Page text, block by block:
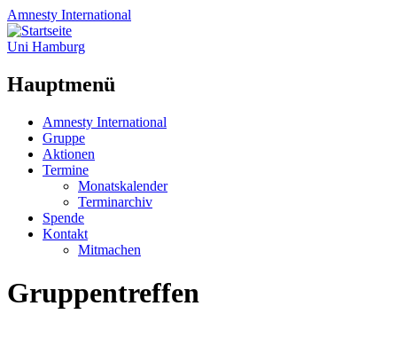
Amnesty International
Uni Hamburg
Hauptmenü
Zum
Inhalt
springen
Amnesty International
Gruppe
Aktionen
Termine
Monatskalender
Terminarchiv
Spende
Kontakt
Mitmachen
Gruppentreffen